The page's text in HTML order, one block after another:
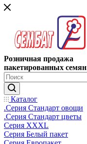
Розничная продажа
пакетированных семян
Каталог
.Серия Стандарт овощи
.Серия Стандарт цветы
Серия XXXL
Серия Белый пакет